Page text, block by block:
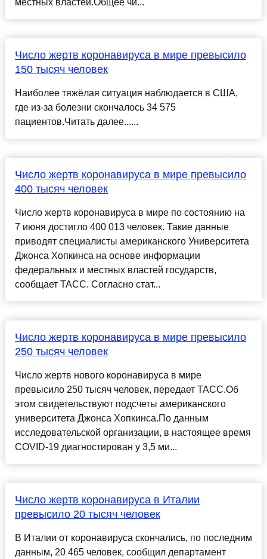
Число жертв коронавируса в мире превысило
150 тысяч человек
Наиболее тяжёлая ситуация наблюдается в США,
где из-за болезни скончалось 34 575
пациентов.Читать далее......
Число жертв коронавируса в мире превысило
400 тысяч человек
Число жертв коронавируса в мире по состоянию на
7 июня достигло 400 013 человек. Такие данные
приводят специалисты американского Университета
Джонса Хопкинса на основе информации
федеральных и местных властей государств,
сообщает ТАСС. Согласно стат...
Число жертв коронавируса в мире превысило
250 тысяч человек
Число жертв нового коронавируса в мире
превысило 250 тысяч человек, передает ТАСС.Об
этом свидетельствуют подсчеты американского
университета Джонса Хопкинса.По данным
исследовательской организации, в настоящее время
COVID-19 диагностирован у 3,5 ми...
Число жертв коронавируса в Италии
превысило 20 тысяч человек
В Италии от коронавируса скончались, по последним
данным, 20 465 человек, сообщил департамент